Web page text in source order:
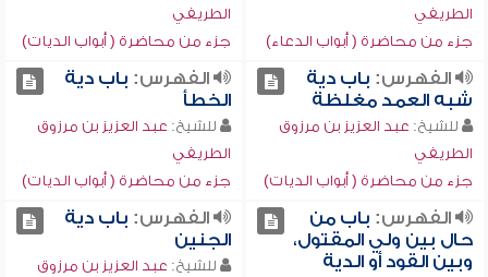
الطريفي
جزء من محاضرة ( أبواب الدعاء)
الطريفي
جزء من محاضرة ( أبواب الديات)
الفهرس: باب دية
شبه العمد مغلظة
للشيخ: عبد العزيز بن مرزوق
الطريفي
جزء من محاضرة ( أبواب الديات)
الفهرس: باب دية
الخطأ
للشيخ: عبد العزيز بن مرزوق
الطريفي
جزء من محاضرة ( أبواب الديات)
الفهرس: باب من
حال بين ولي المقتول،
وبين القود أو الدية
الفهرس: باب دية
الجنين
للشيخ: عبد العزيز بن مرزوق